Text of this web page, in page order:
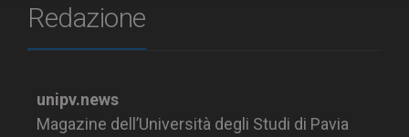
Redazione
unipv.news
Magazine dell’Università degli Studi di Pavia